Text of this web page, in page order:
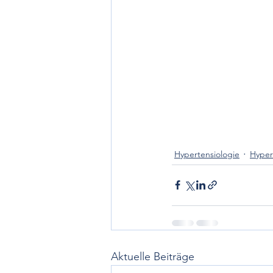
Hypertensiologie
Aktuelle Beiträge